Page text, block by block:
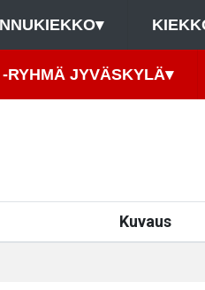
▾
RYHMÄ JYVÄSKYLÄ▾
Kuvaus